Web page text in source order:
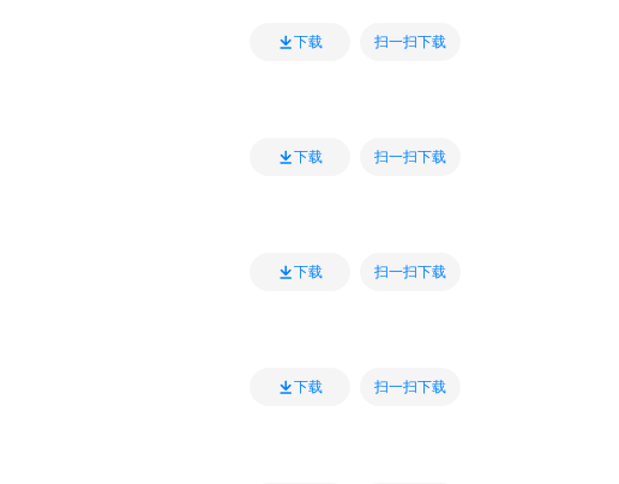
下载 扫一扫下载
下载 扫一扫下载
下载 扫一扫下载
下载 扫一扫下载